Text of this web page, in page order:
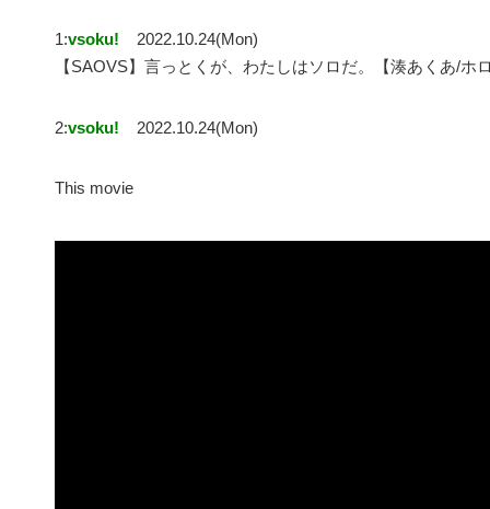
1:vsoku!
2022.10.24(Mon)
【SAOVS】言っとくが、わたしはソロだ。【湊あくあ/ホ
2:vsoku! 2022.10.24(Mon)
This movie